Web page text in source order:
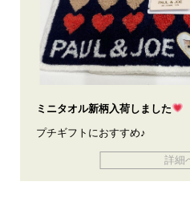
ミニタオル新柄入荷しました
プチギフトにおすすめ♪
詳細